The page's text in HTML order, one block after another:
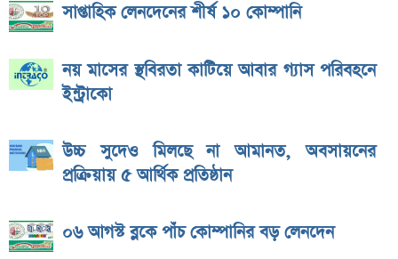
সাপ্তাহিক লেনদেনের শীর্ষ ১০ কোম্পানি
নয় মাসের স্থবিরতা কাটিয়ে আবার গ্যাস পরিবহনে
ইন্ট্রাকো
উচ্চ সুদেও মিলছে না আমানত, অবসায়নের
প্রক্রিয়ায় ৫ আর্থিক প্রতিষ্ঠান
০৬ আগস্ট ব্লকে পাঁচ কোম্পানির বড় লেনদেন